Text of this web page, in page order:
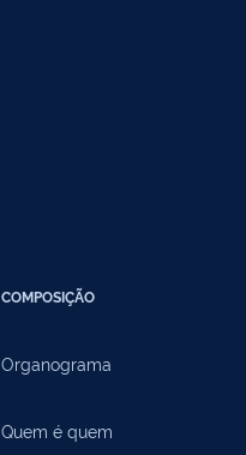
COMPOSIÇÃO
Organograma
Quem é quem